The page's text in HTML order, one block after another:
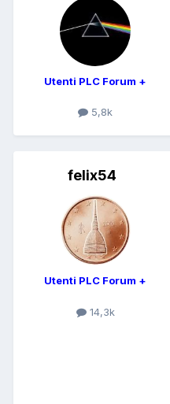
Utenti PLC Forum +
5,8k
felix54
Utenti PLC Forum +
14,3k